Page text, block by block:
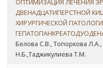
ОПТИМИЗАЦИЯ ЛЕЧЕНИЯ
ДВЕНАДЦАТИПЕРСТНОЙ
ХИРУРГИЧЕСКОЙ
Белова С.В., Топоркова
Н.Б.,Таджикулиева Т.М.